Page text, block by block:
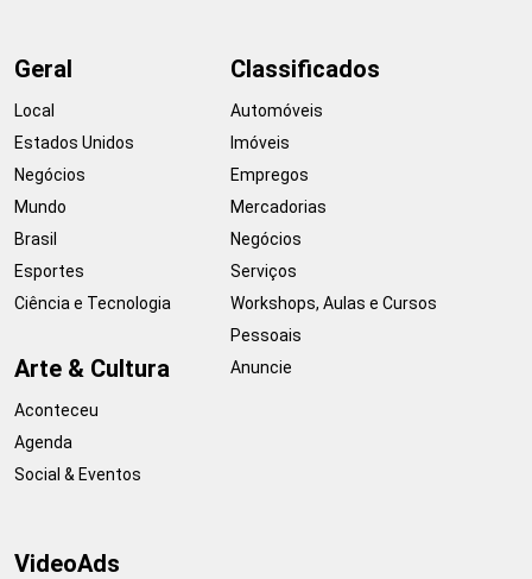
Geral
Local
Estados Unidos
Negócios
Mundo
Brasil
Esportes
Ciência e Tecnologia
Arte & Cultura
Aconteceu
Agenda
Social & Eventos
Classificados
Automóveis
Imóveis
Empregos
Mercadorias
Negócios
Serviços
Workshops, Aulas e Cursos
Pessoais
Anuncie
VideoAds